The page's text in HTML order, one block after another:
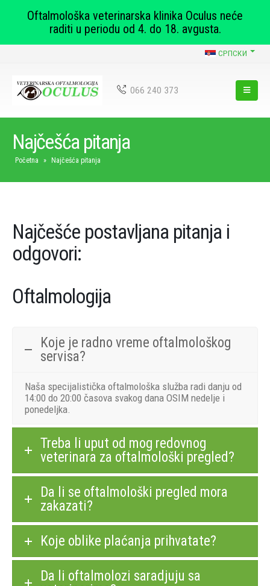
СРПСКИ
066 240 373
Najčešća pitanja
Početna » Najčešća pitanja
Najčešće postavljana pitanja i
odgovori:
Oftalmologija
Koje je radno vreme oftalmološkog
servisa?
Naša specijalistička oftalmološka služba radi danju od
14:00 do 20:00 časova svakog dana OSIM nedelje i
ponedeljka.
Treba li uput od mog redovnog
veterinara za oftalmološki pregled?
Da li se oftalmološki pregled mora
zakazati?
Koje oblike plaćanja prihvatate?
Da li oftalmolozi saradjuju sa
Oftalmološka veterinarska klinika Oculus neće
raditi u periodu od 4. do 18. avgusta.